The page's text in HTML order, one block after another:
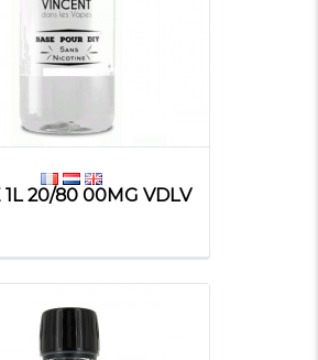
1L 20/80 00MG VDLV